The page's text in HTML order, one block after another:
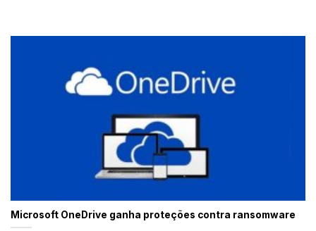
Microsoft OneDrive ganha proteções contra ransomware